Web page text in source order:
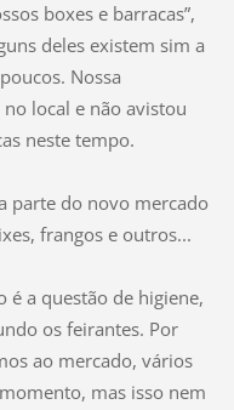
boxes e barracas”,
deles existem sim a
Nossa
local e não avistou
neste tempo.
parte do novo mercado
frangos e outros...
a questão de higiene,
os feirantes. Por
ao mercado, vários
mas isso nem